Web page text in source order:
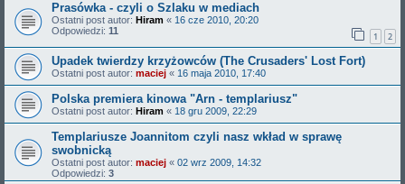
Prasówka - czyli o Szlaku w mediach
Ostatni post autor: Hiram « 16 cze 2010, 20:20
Odpowiedzi: 11 1 2
Upadek twierdzy krzyżowców (The Crusaders' Lost Fort)
Ostatni post autor: maciej « 16 maja 2010, 17:40
Polska premiera kinowa "Arn - templariusz"
Ostatni post autor: Hiram « 18 gru 2009, 22:29
Templariusze Joannitom czyli nasz wkład w sprawę
swobnicką
Ostatni post autor: maciej « 02 wrz 2009, 14:32
Odpowiedzi: 3